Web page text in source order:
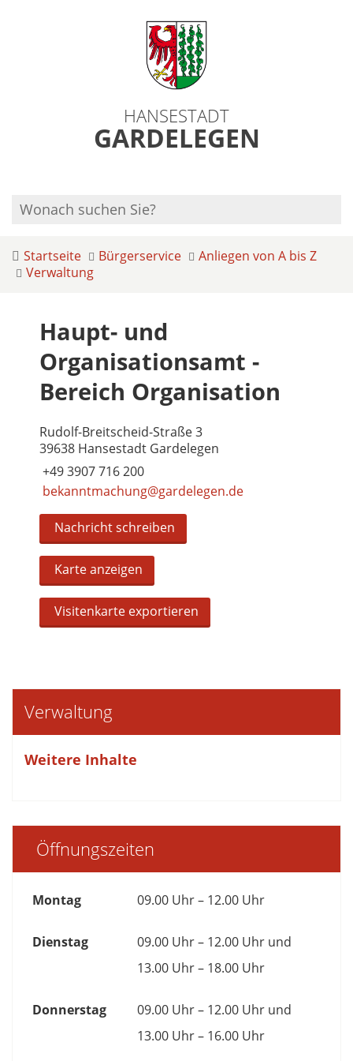
HANSESTADT
GARDELEGEN
Startseite Bürgerservice
Anliegen von A bis Z
Verwaltung
Haupt- und
Organisationsamt -
Bereich Organisation
Rudolf-Breitscheid-Straße 3
39638 Hansestadt Gardelegen
+49 3907 716 200
bekanntmachung@gardelegen.de
Nachricht schreiben
Karte anzeigen
Visitenkarte exportieren
Verwaltung
Weitere Inhalte
Öffnungszeiten
Montag 09.00 Uhr – 12.00 Uhr
Dienstag
09.00 Uhr – 12.00 Uhr und
13.00 Uhr – 18.00 Uhr
Donnerstag
09.00 Uhr – 12.00 Uhr und
13.00 Uhr – 16.00 Uhr